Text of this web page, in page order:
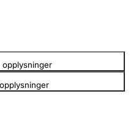
opplysninger